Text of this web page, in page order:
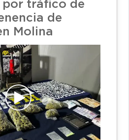
por tráfico de
de
Molina